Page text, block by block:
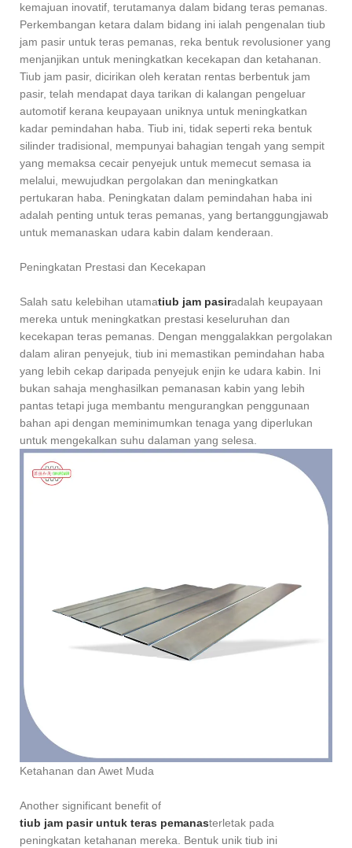
kemajuan inovatif, terutamanya dalam bidang teras pemanas.
Perkembangan ketara dalam bidang ini ialah pengenalan tiub
jam pasir untuk teras pemanas, reka bentuk revolusioner yang
menjanjikan untuk meningkatkan kecekapan dan ketahanan.
Tiub jam pasir, dicirikan oleh keratan rentas berbentuk jam
pasir, telah mendapat daya tarikan di kalangan pengeluar
automotif kerana keupayaan uniknya untuk meningkatkan
kadar pemindahan haba. Tiub ini, tidak seperti reka bentuk
silinder tradisional, mempunyai bahagian tengah yang sempit
yang memaksa cecair penyejuk untuk memecut semasa ia
melalui, mewujudkan pergolakan dan meningkatkan
pertukaran haba. Peningkatan dalam pemindahan haba ini
adalah penting untuk teras pemanas, yang bertanggungjawab
untuk memanaskan udara kabin dalam kenderaan.
Peningkatan Prestasi dan Kecekapan
Salah satu kelebihan utamatiub jam pasiradalah keupayaan
mereka untuk meningkatkan prestasi keseluruhan dan
kecekapan teras pemanas. Dengan menggalakkan pergolakan
dalam aliran penyejuk, tiub ini memastikan pemindahan haba
yang lebih cekap daripada penyejuk enjin ke udara kabin. Ini
bukan sahaja menghasilkan pemanasan kabin yang lebih
pantas tetapi juga membantu mengurangkan penggunaan
bahan api dengan meminimumkan tenaga yang diperlukan
untuk mengekalkan suhu dalaman yang selesa.
Ketahanan dan Awet Muda
Another significant benefit of
tiub jam pasir untuk teras pemanasterletak pada
peningkatan ketahanan mereka. Bentuk unik tiub ini